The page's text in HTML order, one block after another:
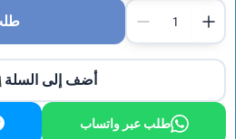
أضف إلى السلة
طلب عبر واتساب